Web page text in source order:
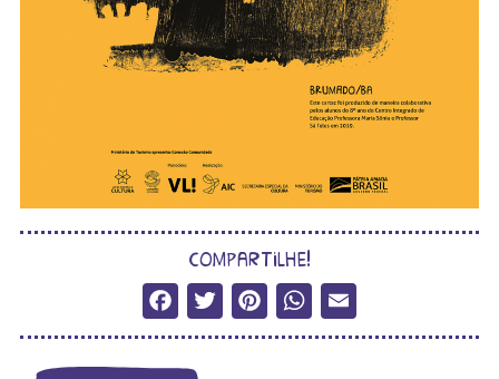
compartilhe!
Facebook
Twitter
Pinterest
WhatsApp